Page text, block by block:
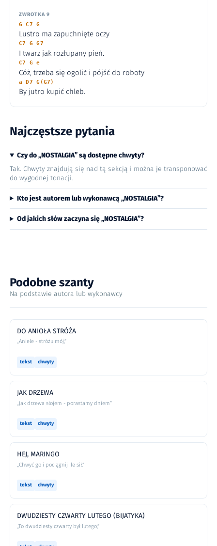
ZWROTKA 9
G C7 G
Lustro ma zapuchnięte oczy
C7 G G7
I twarz jak rozłupany pień.
C7 G e
Cóż, trzeba się ogolić i pójść do roboty
a D7 G(G7)
By jutro kupić chleb.
Najczęstsze pytania
Czy do „NOSTALGIA” są dostępne chwyty?
Tak. Chwyty znajdują się nad tą sekcją i można je transponować
do wygodnej tonacji.
Kto jest autorem lub wykonawcą „NOSTALGIA”?
Od jakich słów zaczyna się „NOSTALGIA”?
Podobne szanty
Na podstawie autora lub wykonawcy
DO ANIOŁA STRÓŻA
„Aniele - stróżu mój,”
tekst chwyty
JAK DRZEWA
„Jak drzewa słojem - porastamy dniem”
tekst chwyty
HEJ, MARINGO
„Chwyć go i pociągnij ile sił.”
tekst chwyty
DWUDZIESTY CZWARTY LUTEGO (BIJATYKA)
„To dwudziesty czwarty był lutego,”